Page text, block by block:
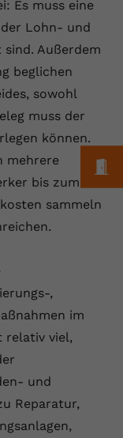
Es muss eine
Lohn- und
Außerdem
beglichen
sowohl
muss der
können.
mehrere
bis zum
sammeln
,
im
relativ viel,
und
Reparatur,
zu ermöglichen.
über
und
Daten.
um die
YouTube-